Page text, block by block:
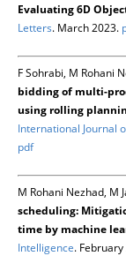
Evaluating 6D
Letters. March 2023.
F Sohrabi, M Rohani
bidding of multi-
using rolling
International Journal
pdf
M Rohani Nezhad, M
scheduling:
time by machine
Intelligence.